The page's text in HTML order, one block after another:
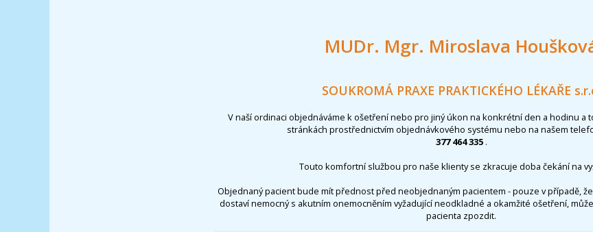
MUDr. Mgr. Miroslava
SOUKROMÁ PRAXE PRAKTICKÉHO LÉKAŘE
V naší ordinaci objednáváme k ošetření nebo pro jiný úkon na konkrétní den a hodinu a
stránkách prostřednictvím objednávkového systému nebo na našem
377 464 335 .
Touto komfortní službou pro naše klienty se zkracuje doba čekání na
Objednaný pacient bude mít přednost před neobjednaným pacientem - pouze v případě,
dostaví nemocný s akutním onemocněním vyžadující neodkladné a okamžité ošetření,
pacienta zpozdit.